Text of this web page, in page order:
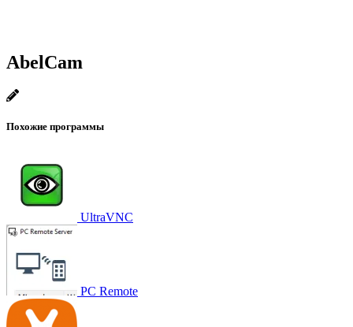
AbelCam
Похожие программы
UltraVNC
PC Remote